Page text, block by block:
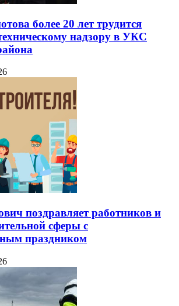
более 20 лет трудится
надзору в УКС
поздравляет работников и
сферы с
праздником